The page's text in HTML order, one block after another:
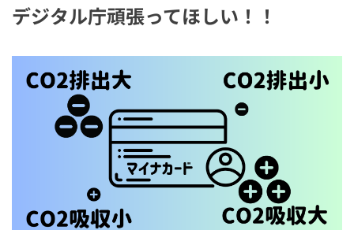
デジタル庁頑張ってほしい！！